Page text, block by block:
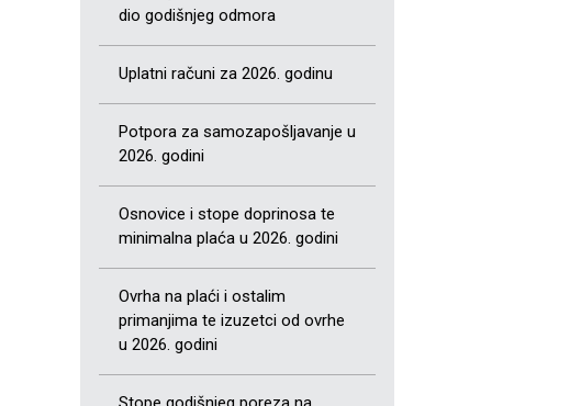
dio godišnjeg odmora
Uplatni računi za 2026. godinu
Potpora za samozapošljavanje u
2026. godini
Osnovice i stope doprinosa te
minimalna plaća u 2026. godini
Ovrha na plaći i ostalim
primanjima te izuzetci od ovrhe
u 2026. godini